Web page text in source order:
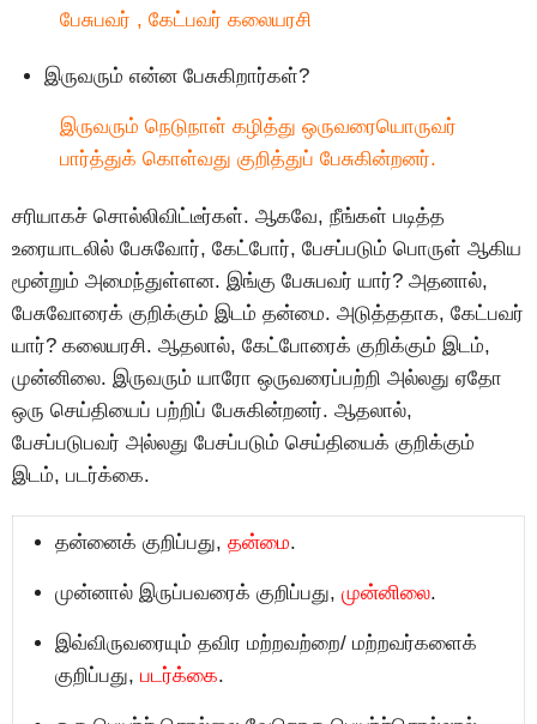
பேசுபவர் , கேட்பவர் கலையரசி
இருவரும் என்ன பேசுகிறார்கள்?
இருவரும் நெடுநாள் கழித்து ஒருவரையொருவர்
பார்த்துக் கொள்வது குறித்துப் பேசுகின்றனர்.
சரியாகச் சொல்லிவிட்டீர்கள். ஆகவே, நீங்கள் படித்த
உரையாடலில் பேசுவோர், கேட்போர், பேசப்படும் பொருள் ஆகிய
மூன்றும் அமைந்துள்ளன. இங்கு பேசுபவர் யார்? அதனால்,
பேசுவோரைக் குறிக்கும் இடம் தன்மை. அடுத்ததாக, கேட்பவர்
யார்? கலையரசி. ஆதலால், கேட்போரைக் குறிக்கும் இடம்,
முன்னிலை. இருவரும் யாரோ ஒருவரைப்பற்றி அல்லது ஏதோ
ஒரு செய்தியைப் பற்றிப் பேசுகின்றனர். ஆதலால்,
பேசப்படுபவர் அல்லது பேசப்படும் செய்தியைக் குறிக்கும்
இடம், படர்க்கை.
தன்னைக் குறிப்பது, தன்மை.
முன்னால் இருப்பவரைக் குறிப்பது, முன்னிலை.
இவ்விருவரையும் தவிர மற்றவற்றை/ மற்றவர்களைக்
குறிப்பது, படர்க்கை.